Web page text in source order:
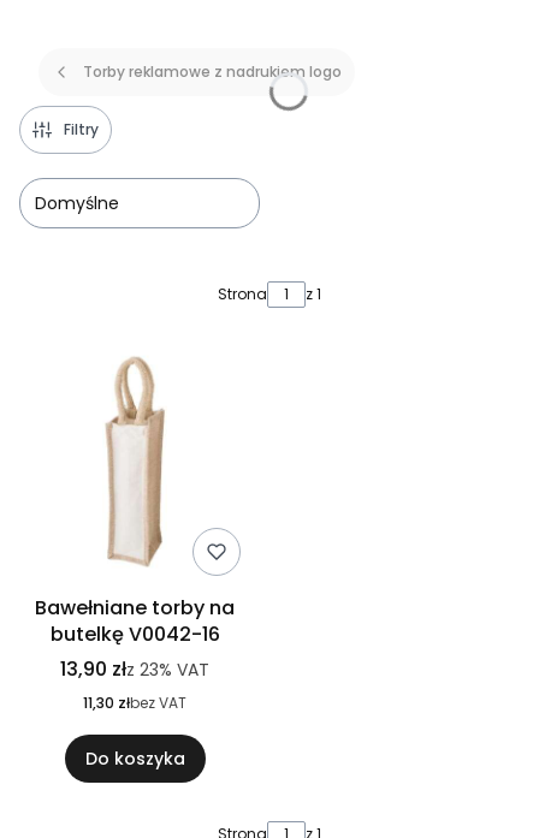
Torby reklamowe z nadrukiem logo
Filtry
Domyślne
Strona z 1
Bawełniane torby na
butelkę V0042-16
13,90 złz 23% VAT
11,30 złbez VAT
Do koszyka
Strona z 1